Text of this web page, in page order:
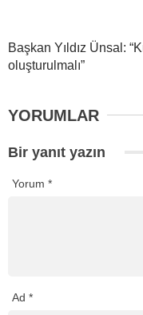
Başkan Yıldız Ünsal:
oluşturulmalı”
YORUMLAR
Bir yanıt yazın
Yorum *
Ad *